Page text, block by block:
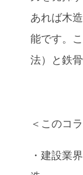
あれば木
能です。
法）と鉄
＜このコ
・建設業